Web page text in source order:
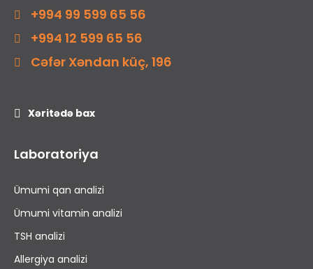
+994 99 599 65 56
+994 12 599 65 56
Cəfər Xəndan küç, 196
Xəritədə bax
Laboratoriya
Ümumi qan analizi
Ümumi vitamin analizi
TSH analizi
Allergiya analizi